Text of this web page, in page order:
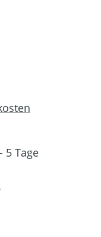
5 Tage